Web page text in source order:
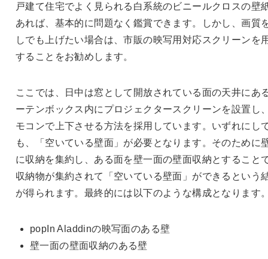
戸建て住宅でよく見られる白系統のビニールクロスの壁
あれば、基本的に問題なく鑑賞できます。しかし、画質
しでも上げたい場合は、市販の映写用対応スクリーンを
することをお勧めします。
ここでは、日中は窓として開放されている面の天井にあ
ーテンボックス内にプロジェクタースクリーンを設置し
モコンで上下させる方法を採用しています。いずれにし
も、「空いている壁面」が必要となります。そのために
に収納を集約し、ある面を壁一面の壁面収納とすること
収納物が集約されて「空いている壁面」ができるという
が得られます。最終的には以下のような構成となります
popIn Aladdinの映写面のある壁
壁一面の壁面収納のある壁